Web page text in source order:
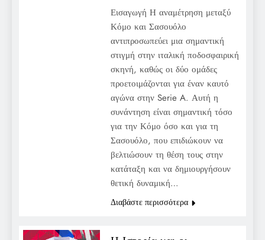
Εισαγωγή Η αναμέτρηση μεταξύ
Κόμο και Σασουόλο
αντιπροσωπεύει μια σημαντική
στιγμή στην ιταλική ποδοσφαιρική
σκηνή, καθώς οι δύο ομάδες
προετοιμάζονται για έναν καυτό
αγώνα στην Serie A. Αυτή η
συνάντηση είναι σημαντική τόσο
για την Κόμο όσο και για τη
Σασουόλο, που επιδιώκουν να
βελτιώσουν τη θέση τους στην
κατάταξη και να δημιουργήσουν
θετική δυναμική…
Διαβάστε περισσότερα